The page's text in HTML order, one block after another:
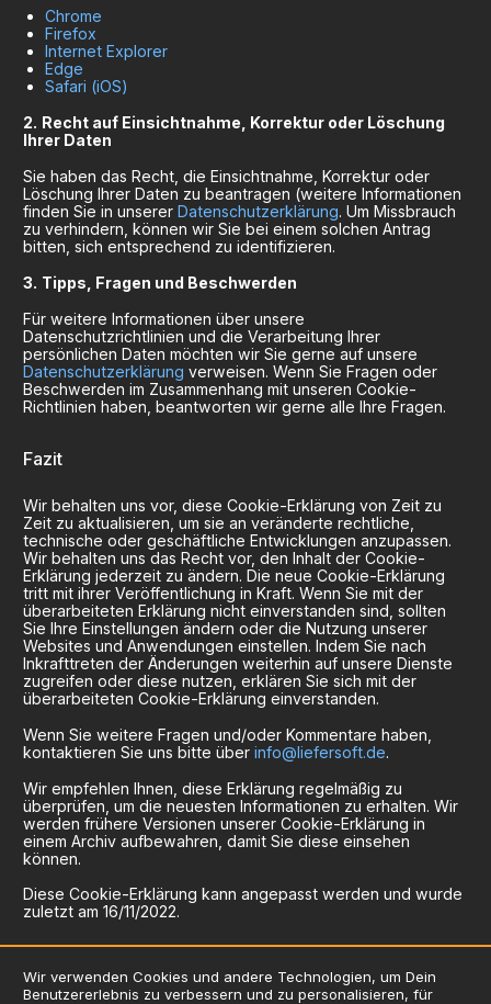
Chrome
Firefox
Internet Explorer
Edge
Safari (iOS)
Recht auf Einsichtnahme, Korrektur oder Löschung
Ihrer Daten
Sie haben das Recht, die Einsichtnahme, Korrektur oder
Löschung Ihrer Daten zu beantragen (weitere Informationen
finden Sie in unserer Datenschutzerklärung. Um Missbrauch
zu verhindern, können wir Sie bei einem solchen Antrag
bitten, sich entsprechend zu identifizieren.
Tipps, Fragen und Beschwerden
Für weitere Informationen über unsere
Datenschutzrichtlinien und die Verarbeitung Ihrer
persönlichen Daten möchten wir Sie gerne auf unsere
Datenschutzerklärung verweisen. Wenn Sie Fragen oder
Beschwerden im Zusammenhang mit unseren Cookie-
Richtlinien haben, beantworten wir gerne alle Ihre Fragen.
Fazit
Wir behalten uns vor, diese Cookie-Erklärung von Zeit zu
Zeit zu aktualisieren, um sie an veränderte rechtliche,
technische oder geschäftliche Entwicklungen anzupassen.
Wir behalten uns das Recht vor, den Inhalt der Cookie-
Erklärung jederzeit zu ändern. Die neue Cookie-Erklärung
tritt mit ihrer Veröffentlichung in Kraft. Wenn Sie mit der
überarbeiteten Erklärung nicht einverstanden sind, sollten
Sie Ihre Einstellungen ändern oder die Nutzung unserer
Websites und Anwendungen einstellen. Indem Sie nach
Inkrafttreten der Änderungen weiterhin auf unsere Dienste
zugreifen oder diese nutzen, erklären Sie sich mit der
überarbeiteten Cookie-Erklärung einverstanden.
Wenn Sie weitere Fragen und/oder Kommentare haben,
kontaktieren Sie uns bitte über info@liefersoft.de.
Wir empfehlen Ihnen, diese Erklärung regelmäßig zu
überprüfen, um die neuesten Informationen zu erhalten. Wir
werden frühere Versionen unserer Cookie-Erklärung in
einem Archiv aufbewahren, damit Sie diese einsehen
können.
Diese Cookie-Erklärung kann angepasst werden und wurde
zuletzt am 16/11/2022.
Wir verwenden Cookies und andere Technologien, um Dein
Benutzererlebnis zu verbessern und zu personalisieren, für